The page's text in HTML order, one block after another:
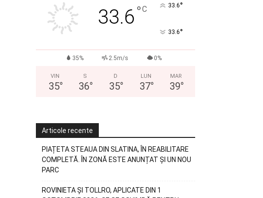
33.6°C 33.6°
33.6°
35% 2.5m/s 0%
VIN
35°
S
36°
D
35°
LUN
37°
MAR
39°
Articole recente
PIAȚETA STEAUA DIN SLATINA, ÎN REABILITARE
COMPLETĂ. ÎN ZONĂ ESTE ANUNȚAT ȘI UN NOU
PARC
ROVINIETA ȘI TOLLRO, APLICATE DIN 1